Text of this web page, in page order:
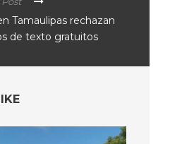
Tamaulipas rechazan
de texto gratuitos